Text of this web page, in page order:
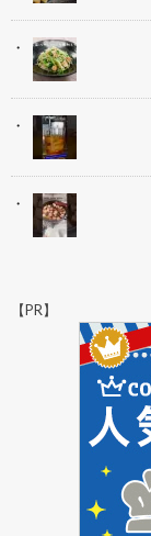
【PR】